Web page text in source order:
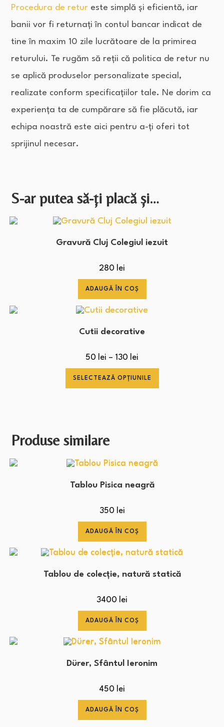
Procedura de retur este simplă și eficientă, iar
banii vor fi returnați în contul bancar indicat de
tine în maxim 10 zile lucrătoare de la primirea
returului. Te rugăm să reții că politica de retur nu
se aplică produselor personalizate special,
realizate conform specificațiilor tale. Ne dorim ca
experiența ta de cumpărare să fie plăcută, iar
echipa noastră este aici pentru a-ți oferi tot
sprijinul necesar.
S-ar putea să-ți placă și…
Gravură Cluj Colegiul iezuit
280 lei
ADAUGĂ ÎN COȘ
Cutii decorative
50 lei – 130 lei
SELECTEAZĂ OPȚIUNILE
Produse similare
Tablou Pisica neagră
350 lei
ADAUGĂ ÎN COȘ
Tablou de colecție, natură statică
3400 lei
ADAUGĂ ÎN COȘ
Dürer, Sfântul Ieronim
450 lei
ADAUGĂ ÎN COȘ